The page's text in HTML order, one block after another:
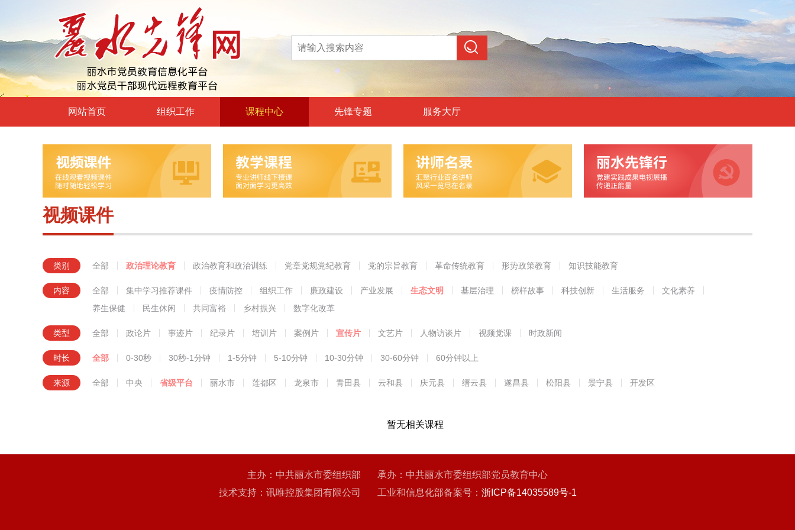
网站首页 组织工作
领导动态
自身建设
组工之窗
课程中心
政治教育和政治训练
党章党规党纪教育
革命传统教育
先锋专题 服务大厅
视频课件
类别 全部 政治理论教育 政治教育和政治训练 党章党规党纪教育 党的宗旨教育 革命传统教育 形势政策教育 知识技能教育
内容 全部 集中学习推荐课件 疫情防控 组织工作 廉政建设 产业发展 生态文明 基层治理 榜样故事 科技创新 生活服务
文化素养
养生保健
民生休闲 共同富裕 乡村振兴 数字化改革
类型 全部 政论片 事迹片 纪录片 培训片 案例片 宣传片 文艺片 人物访谈片 视频党课 时政新闻
时长 全部 0-30秒 30秒-1分钟 1-5分钟 5-10分钟 10-30分钟 30-60分钟 60分钟以上
来源 全部 中央 省级平台 丽水市 莲都区 龙泉市 青田县 云和县 庆元县 缙云县 遂昌县 松阳县 景宁县 开发区
暂无相关课程
主办：中共丽水市委组织部 承办：中共丽水市委组织部党员教育中心
技术支持：讯唯控股集团有限公司 工业和信息化部备案号： 浙ICP备14035589号-1